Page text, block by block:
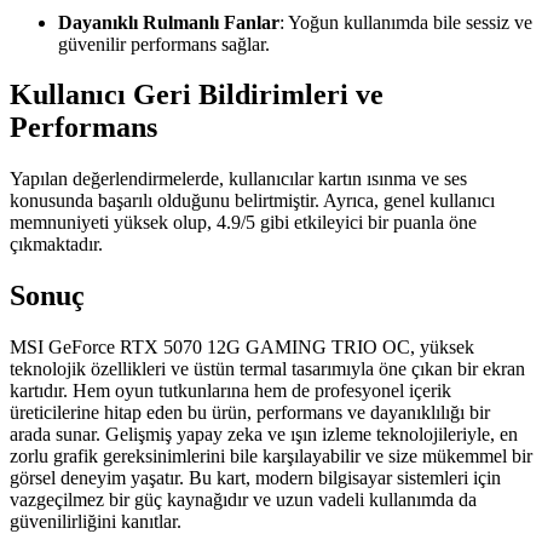
Dayanıklı Rulmanlı Fanlar: Yoğun kullanımda bile sessiz ve
güvenilir performans sağlar.
Kullanıcı Geri Bildirimleri ve
Performans
Yapılan değerlendirmelerde, kullanıcılar kartın ısınma ve ses
konusunda başarılı olduğunu belirtmiştir. Ayrıca, genel kullanıcı
memnuniyeti yüksek olup, 4.9/5 gibi etkileyici bir puanla öne
çıkmaktadır.
Sonuç
MSI GeForce RTX 5070 12G GAMING TRIO OC, yüksek
teknolojik özellikleri ve üstün termal tasarımıyla öne çıkan bir ekran
kartıdır. Hem oyun tutkunlarına hem de profesyonel içerik
üreticilerine hitap eden bu ürün, performans ve dayanıklılığı bir
arada sunar. Gelişmiş yapay zeka ve ışın izleme teknolojileriyle, en
zorlu grafik gereksinimlerini bile karşılayabilir ve size mükemmel bir
görsel deneyim yaşatır. Bu kart, modern bilgisayar sistemleri için
vazgeçilmez bir güç kaynağıdır ve uzun vadeli kullanımda da
güvenilirliğini kanıtlar.